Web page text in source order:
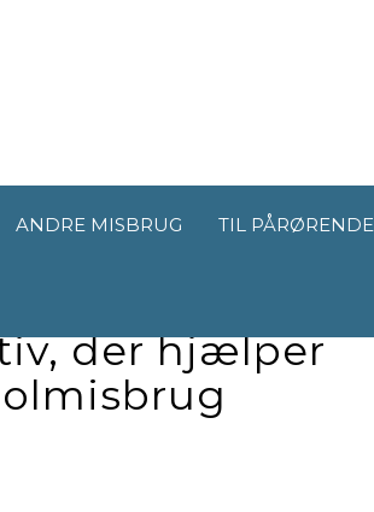
ANDRE MISBRUG TIL PÅRØRENDE
der hjælper